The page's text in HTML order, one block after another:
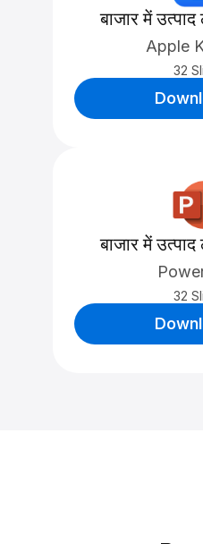
बाजार में
Apple
32
बाजार में
32